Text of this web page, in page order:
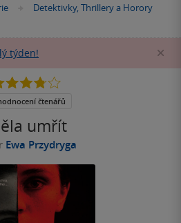
»
Detektivky, Thrillery a Horory
týden!
umřít
Ewa Przydryga
čtenářů